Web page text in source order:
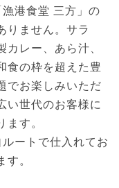
港食堂 三方」の
りません。サラ
レー、あら汁、
食の枠を超えた豊
でお楽しみいただ
い世代のお客様に
す。
ートで仕入れてお
。